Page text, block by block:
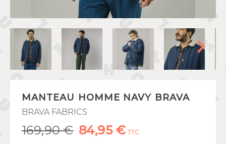
MANTEAU HOMME NAVY BRAVA
BRAVA FABRICS
169,90 € 84,95 € TTC